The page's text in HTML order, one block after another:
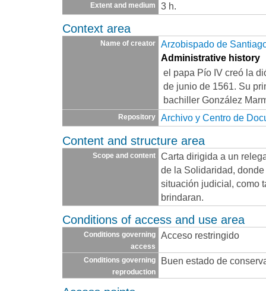
Extent and medium 3 h.
Context area
Name of creator
Arzobispado de
Administrative history
el papa Pío IV creó la
de junio de 1561. Su
bachiller González
Repository Archivo y Centro de
Content and structure area
Scope and content
Carta dirigida a un
de la Solidaridad,
situación judicial, como
brindaran.
Conditions of access and use area
Conditions governing
access
Acceso restringido
Conditions governing
reproduction
Buen estado de